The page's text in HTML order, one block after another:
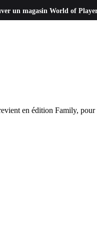
un magasin World of
en édition Family,